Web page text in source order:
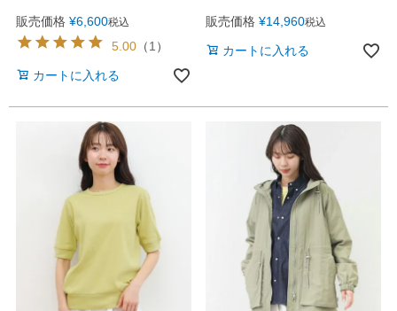
販売価格 ¥6,600税込
5.00 （1 ）
カートに入れる
販売価格 ¥14,960税込
カートに入れる